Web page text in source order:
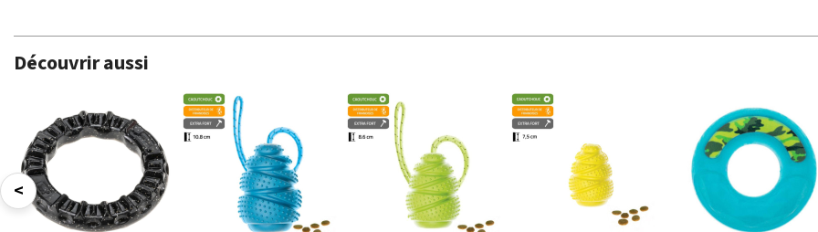
Découvrir aussi
<